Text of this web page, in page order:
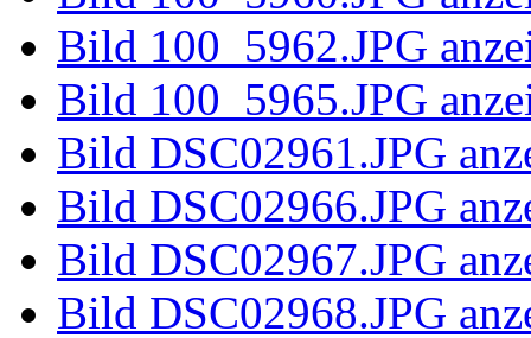
Bild
Bild
Bild